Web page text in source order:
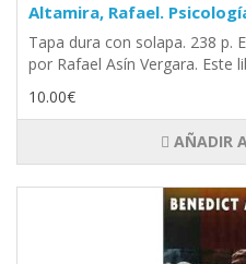
Altamira, Rafael.
Tapa dura con solapa. 238 p.
por Rafael Asín Vergara. Este
10.00€
AÑADIR